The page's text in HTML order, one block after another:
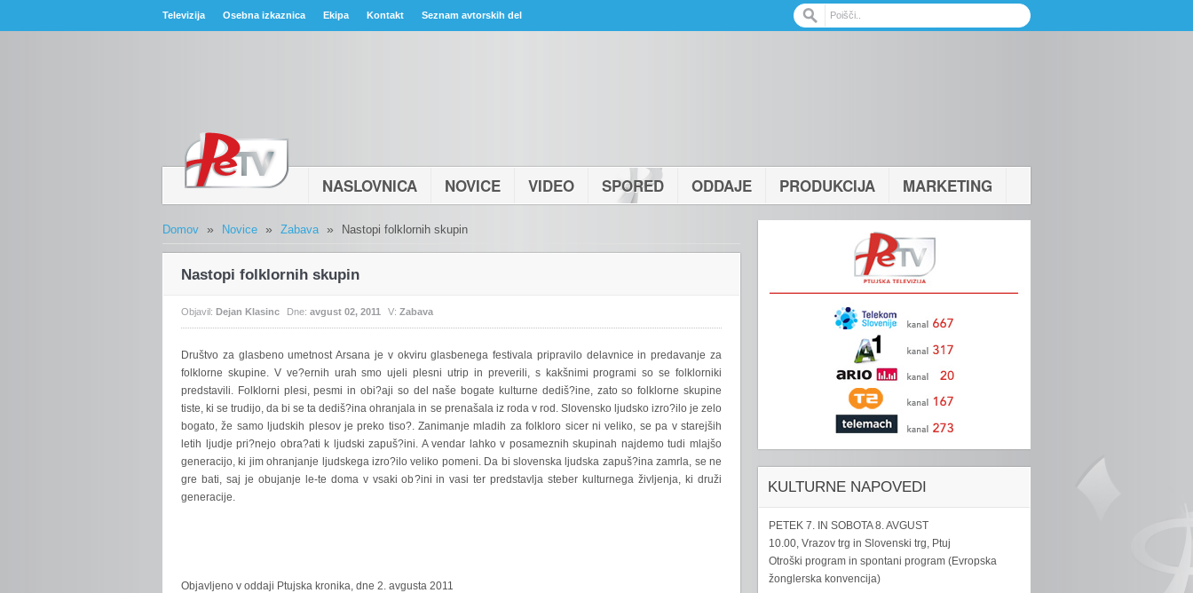
Televizija Osebna izkaznica Ekipa Kontakt Seznam avtorskih del
NASLOVNICA NOVICE VIDEO SPORED ODDAJE PRODUKCIJA MARKETING
Domov » Novice » Zabava » Nastopi folklornih skupin
Nastopi folklornih skupin
Objavil: Dejan Klasinc Dne: avgust 02, 2011 V: Zabava
Društvo za glasbeno umetnost Arsana je v okviru glasbenega festivala pripravilo delavnice in predavanje za
folklorne skupine. V ve?ernih urah smo ujeli plesni utrip in preverili, s kakšnimi programi so se folklorniki
predstavili. Folklorni plesi, pesmi in obi?aji so del naše bogate kulturne dediš?ine, zato so folklorne skupine
tiste, ki se trudijo, da bi se ta dediš?ina ohranjala in se prenašala iz roda v rod. Slovensko ljudsko izro?ilo je zelo
bogato, že samo ljudskih plesov je preko tiso?. Zanimanje mladih za folkloro sicer ni veliko, se pa v starejših
letih ljudje pri?nejo obra?ati k ljudski zapuš?ini. A vendar lahko v posameznih skupinah najdemo tudi mlajšo
generacijo, ki jim ohranjanje ljudskega izro?ilo veliko pomeni. Da bi slovenska ljudska zapuš?ina zamrla, se ne
gre bati, saj je obujanje le-te doma v vsaki ob?ini in vasi ter predstavlja steber kulturnega življenja, ki druži
generacije.
Objavljeno v oddaji Ptujska kronika, dne 2. avgusta 2011
KULTURNE NAPOVEDI
PETEK 7. IN SOBOTA 8. AVGUST
10.00, Vrazov trg in Slovenski trg, Ptuj
Otroški program in spontani program (Evropska
žonglerska konvencija)